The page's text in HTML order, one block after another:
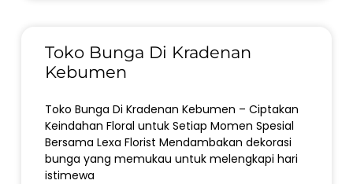
Toko Bunga Di Kradenan
Kebumen
Toko Bunga Di Kradenan Kebumen – Ciptakan
Keindahan Floral untuk Setiap Momen Spesial
Bersama Lexa Florist Mendambakan dekorasi
bunga yang memukau untuk melengkapi hari
istimewa